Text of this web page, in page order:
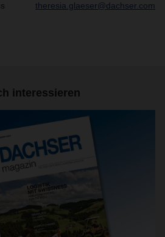
theresia.glaeser@dachser.com
interessieren